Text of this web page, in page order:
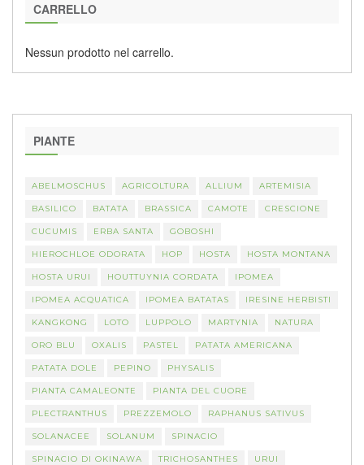
CARRELLO
Nessun prodotto nel carrello.
PIANTE
ABELMOSCHUS AGRICOLTURA ALLIUM ARTEMISIA
BASILICO BATATA BRASSICA CAMOTE CRESCIONE
CUCUMIS ERBA SANTA GOBOSHI
HIEROCHLOE ODORATA HOP HOSTA HOSTA MONTANA
HOSTA URUI HOUTTUYNIA CORDATA IPOMEA
IPOMEA ACQUATICA IPOMEA BATATAS IRESINE HERBISTI
KANGKONG LOTO LUPPOLO MARTYNIA NATURA
ORO BLU OXALIS PASTEL PATATA AMERICANA
PATATA DOLE PEPINO PHYSALIS
PIANTA CAMALEONTE PIANTA DEL CUORE
PLECTRANTHUS PREZZEMOLO RAPHANUS SATIVUS
SOLANACEE SOLANUM SPINACIO
SPINACIO DI OKINAWA TRICHOSANTHES URUI